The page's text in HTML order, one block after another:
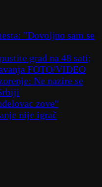
"Dovoljno sam se
grad na 48 sati;
FOTO/VIDEO
Ne nazire se
zove"
nije igrač